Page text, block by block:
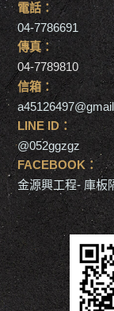
電話：
04-7786691
傳真：
04-7789810
信箱：
LINE ID：
@052ggzgz
FACEBOOK：
金源興工程- 庫板